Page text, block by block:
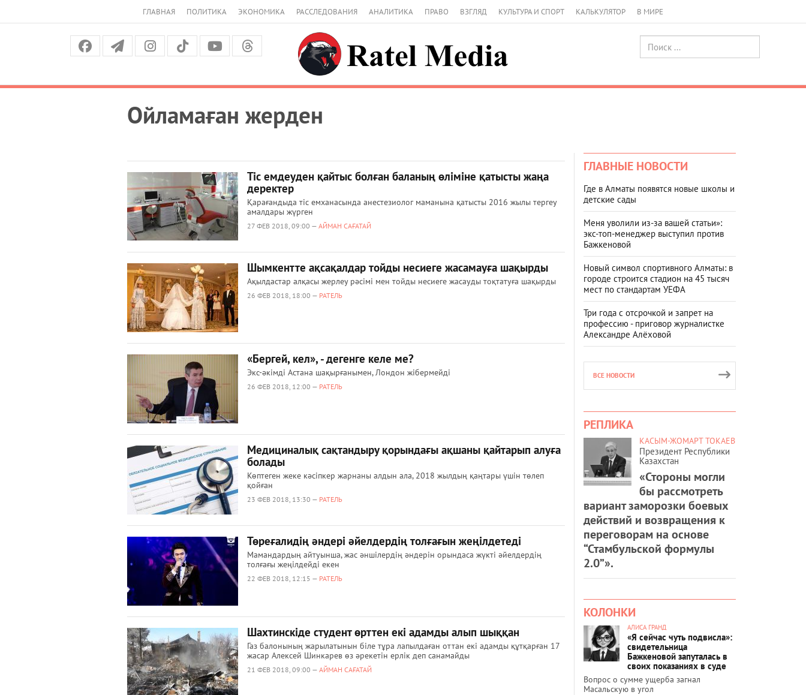
ГЛАВНАЯ ПОЛИТИКА ЭКОНОМИКА РАССЛЕДОВАНИЯ АНАЛИТИКА ПРАВО ВЗГЛЯД КУЛЬТУРА И СПОРТ КАЛЬКУЛЯТОР В МИРЕ
Ойламаған жерден
Тіс емдеуден қайтыс болған баланың өліміне қатысты жаңа
деректер
Қарағандыда тіс емханасында анестезиолог маманына қатысты 2016 жылы тергеу
амалдары жүрген
27 ФЕВ 2018, 09:00 — АЙМАН САҒАТАЙ
Шымкентте ақсақалдар тойды несиеге жасамауға шақырды
Ақылдастар алқасы жерлеу рәсімі мен тойды несиеге жасауды тоқтатуға шақырды
26 ФЕВ 2018, 18:00 — РАТЕЛЬ
«Бергей, кел», - дегенге келе ме?
Экс-әкімді Астана шақырғанымен, Лондон жібермейді
26 ФЕВ 2018, 12:00 — РАТЕЛЬ
Медициналық сақтандыру қорындағы ақшаны қайтарып алуға
болады
Көптеген жеке кәсіпкер жарнаны алдын ала, 2018 жылдың қаңтары үшін төлеп
қойған
23 ФЕВ 2018, 13:30 — РАТЕЛЬ
Төреғалидің әндері әйелдердің толғағын жеңілдетеді
Мамандардың айтуынша, жас әншілердің әндерін орындаса жүкті әйелдердің
толғағы жеңілдейді екен
22 ФЕВ 2018, 12:15 — РАТЕЛЬ
Шахтинскіде студент өрттен екі адамды алып шыққан
Газ балонының жарылатынын біле тұра лапылдаған оттан екі адамды құтқарған 17
жасар Алексей Шинкарев өз әрекетін ерлік деп санамайды
21 ФЕВ 2018, 09:00 — АЙМАН САҒАТАЙ
ГЛАВНЫЕ НОВОСТИ
Где в Алматы появятся новые школы и
детские сады
Меня уволили из-за вашей статьи»:
экс-топ-менеджер выступил против
Бажкеновой
Новый символ спортивного Алматы: в
городе строится стадион на 45 тысяч
мест по стандартам УЕФА
Три года с отсрочкой и запрет на
профессию - приговор журналистке
Александре Алёховой
ВСЕ НОВОСТИ
РЕПЛИКА
КАСЫМ-ЖОМАРТ ТОКАЕВ
Президент Республики
Казахстан
«Стороны могли
бы рассмотреть
вариант заморозки боевых
действий и возвращения к
переговорам на основе
“Стамбульской формулы
2.0”».
КОЛОНКИ
АЛИСА ГРАНД
«Я сейчас чуть подвисла»:
свидетельница
Бажкеновой запуталась в
своих показаниях в суде
Вопрос о сумме ущерба загнал
Масальскую в угол